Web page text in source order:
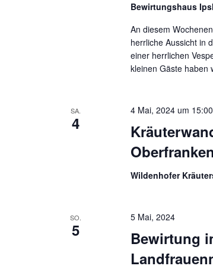
Bewirtungshaus
An diesem
herrliche Aussicht in
einer herrlichen
kleinen Gäste haben
SA.
4
Oberfranken
4 Mai, 2024 um
Wildenhofer
SO.
5
Bewirtung
5 Mai, 2024